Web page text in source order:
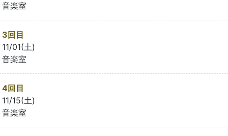
音楽室
3回目
11/01(土)
音楽室
4回目
11/15(土)
音楽室